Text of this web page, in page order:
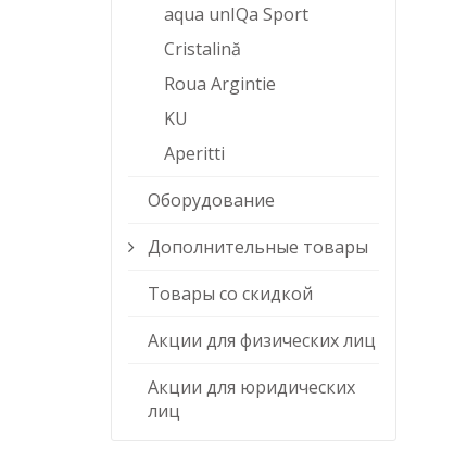
aqua unIQa Sport
Cristalină
Roua Argintie
KU
Aperitti
Оборудование
Дополнительные товары
Товары со скидкой
Акции для физических лиц
Акции для юридических
лиц